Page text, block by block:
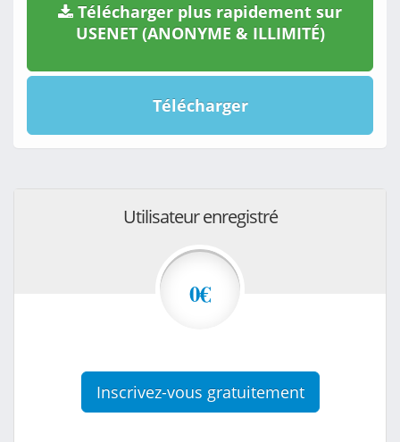
Télécharger plus rapidement sur
USENET (ANONYME & ILLIMITÉ)
Télécharger
Utilisateur enregistré
0€
Inscrivez-vous gratuitement